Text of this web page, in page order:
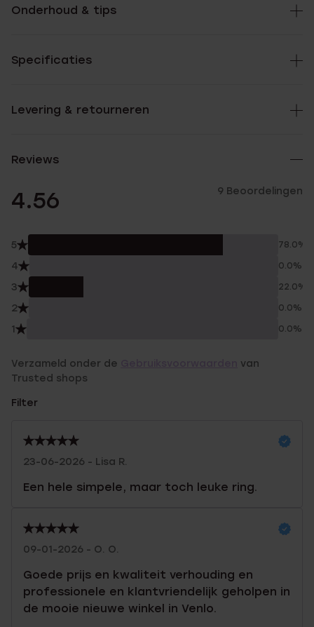
Onderhoud & tips
Specificaties
Levering & retourneren
Reviews
4.56 9 Beoordelingen
5 78.0%
4 0.0%
3 22.0%
2 0.0%
1 0.0%
Verzameld onder de
van
Trusted shops
Filter
23-06-2026 - Lisa R.
Een hele simpele, maar toch leuke ring.
09-01-2026 - O. O.
Goede prijs en kwaliteit verhouding en
professionele en klantvriendelijk geholpen in
de mooie nieuwe winkel in Venlo.